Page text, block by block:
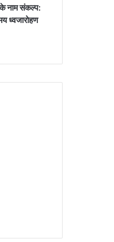
के नाम संकल्प:
ध्वजारोहण